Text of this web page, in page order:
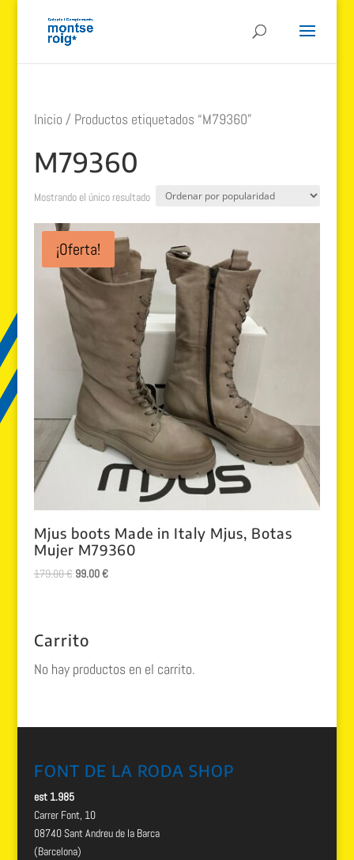
Inicio / Productos etiquetados “M79360”
M79360
Mostrando el único resultado
¡Oferta!
Mjus boots Made in Italy Mjus, Botas
Mujer M79360
179.00€ El
179.00 €.
99.00€El
Carrito
No hay productos en el carrito.
FONT DE LA RODA SHOP
est 1.985
Carrer Font, 10
08740 Sant Andreu de la Barca
(Barcelona)